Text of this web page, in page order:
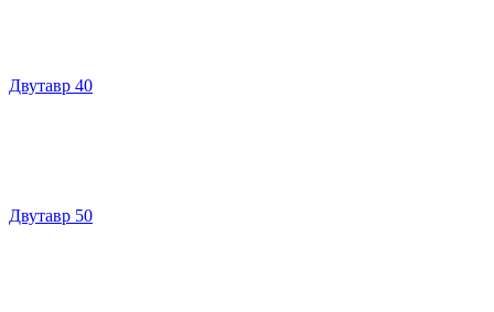
Двутавр 40
Двутавр 50